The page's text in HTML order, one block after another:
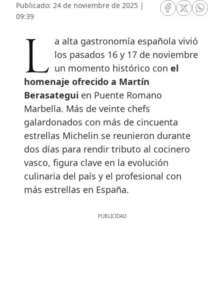
Publicado: 24 de noviembre de 2025 |
09:39
RRSS Facebook
RRSSRRSS
La alta gastronomía española vivió los pasados 16 y 17 de noviembre
un momento histórico conel
homenaje ofrecido a Martín
Berasategui en Puente Romano
Marbella. Más de veinte chefs
galardonados con más de cincuenta
estrellas Michelin se reunieron durante
dos días para rendir tributo al cocinero
vasco, figura clave en la evolución
culinaria del país y el profesional con
más estrellas en España.